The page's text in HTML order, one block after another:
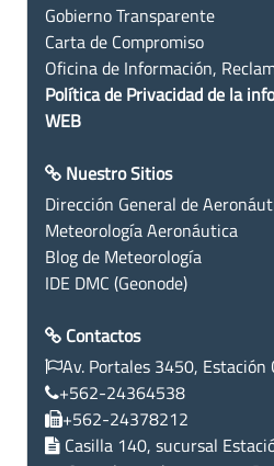
Gobierno Transparente
Carta de Compromiso
Oficina de Información,
Política de Privacidad de la
WEB
Nuestro Sitios
Dirección General de
Meteorología Aeronáutica
Blog de Meteorología
IDE DMC (Geonode)
Contactos
Av. Portales 3450, Estación
+562-24364538
+562-24378212
Casilla 140, sucursal